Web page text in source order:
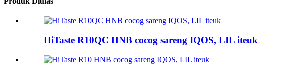
HiTaste R10QC HNB cocog sareng IQOS, LIL iteuk